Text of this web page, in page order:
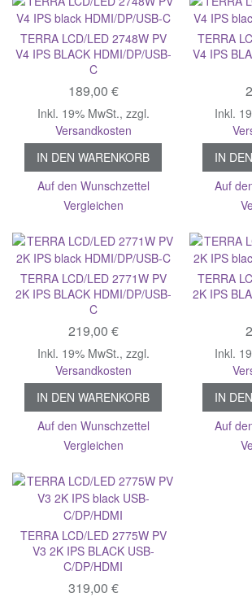
TERRA LCD/LED 2748W PV
V4 IPS BLACK HDMI/DP/USB-
C
189,00 €
Inkl. 19% MwSt., zzgl.
Versandkosten
IN DEN WARENKORB
Auf den Wunschzettel
Vergleichen
TERRA
V4 IPS
Inkl.
IN
Auf
TERRA LCD/LED 2771W PV
2K IPS BLACK HDMI/DP/USB-
C
219,00 €
Inkl. 19% MwSt., zzgl.
Versandkosten
IN DEN WARENKORB
Auf den Wunschzettel
Vergleichen
TERRA
2K IPS
Inkl.
IN
Auf
TERRA LCD/LED 2775W PV
V3 2K IPS BLACK USB-
C/DP/HDMI
319,00 €